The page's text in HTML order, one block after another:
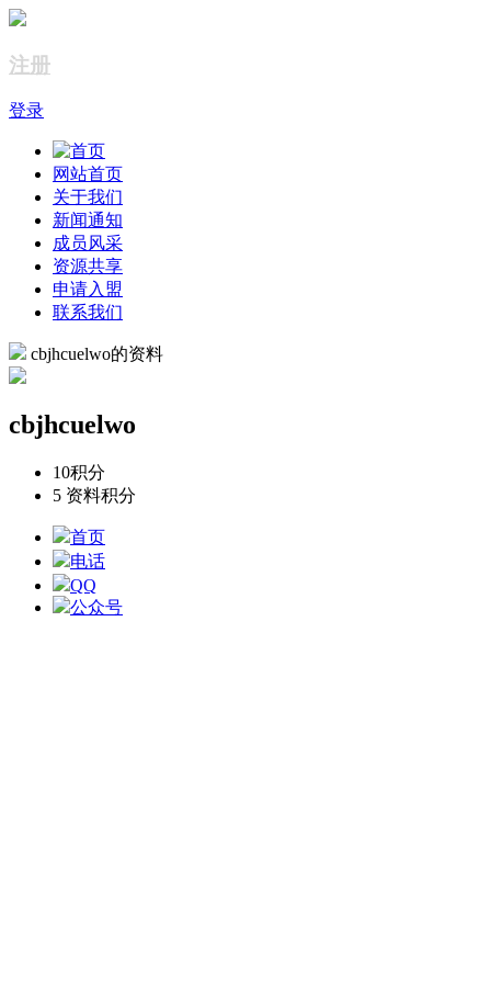
注册
登录
网站首页
关于我们
新闻通知
成员风采
资源共享
申请入盟
联系我们
cbjhcuelwo的资料
cbjhcuelwo
10积分
5 资料积分
首页
电话
QQ
公众号